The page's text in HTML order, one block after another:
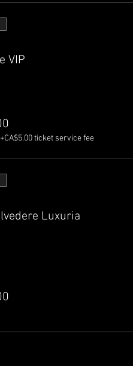
VIP
+CA$5.00 ticket service fee
Luxuria